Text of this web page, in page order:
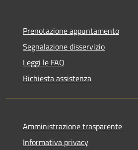
Prenotazione appuntamento
Segnalazione disservizio
Leggi le FAQ
Richiesta assistenza
Amministrazione trasparente
Informativa privacy